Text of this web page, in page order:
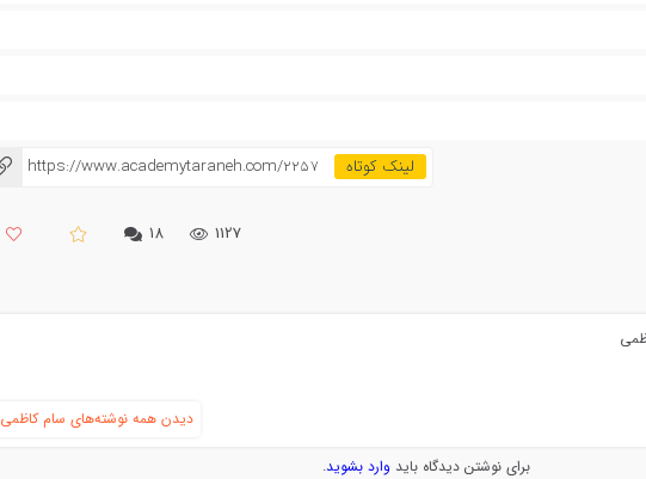
https://www.academytaraneh.com/2257
1127 ۱۸
دیدن همه نوشته‌های سام کاظمی
برای نوشتن دیدگاه باید وارد بشوید.